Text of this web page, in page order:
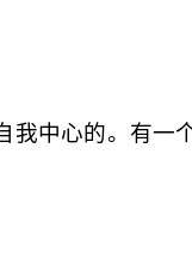
中心的。有